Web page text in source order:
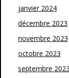
janvier 2024
décembre 2023
novembre 2023
octobre 2023
septembre 2023